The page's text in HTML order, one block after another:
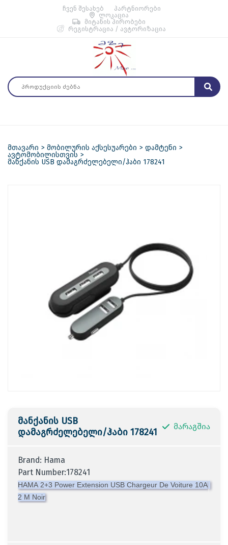
ჩვენ შესახებ
პარტნიორები
ლოკაცია
მიტანის პირობები
რეგისტრაცია / ავტორიზაცია
მთავარი მობილურის აქსესუარები
დამტენი
ავტომობილისთვის
მანქანის USB დამაგრძელებელი/ჰაბი 178241
მანქანის USB
დამაგრძელებელი/ჰაბი 178241
მარაგშია
Brand: Hama
Part Number:178241
HAMA 2+3 Power Extension USB Chargeur De Voiture 10A
2 M Noir